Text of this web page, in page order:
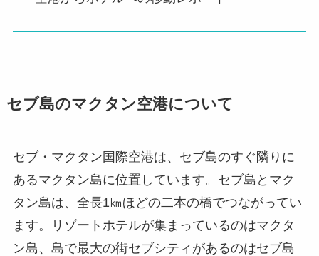
セブ島のマクタン空港について
セブ・マクタン国際空港は、セブ島のすぐ隣りに
あるマクタン島に位置しています。セブ島とマク
タン島は、全長1㎞ほどの二本の橋でつながってい
ます。リゾートホテルが集まっているのはマクタ
ン島、島で最大の街セブシティがあるのはセブ島